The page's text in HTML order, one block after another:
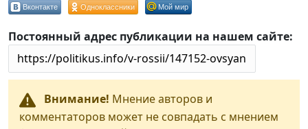
Вконтакте Одноклассники Мой мир
Постоянный адрес публикации на нашем сайте:
Внимание! Мнение авторов и
комментаторов может не совпадать с мнением